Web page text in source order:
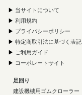
▶ 当サイトについて
▶ 利用規約
▶ プライバシーポリシー
▶ 特定商取引法に基づく表記
▶ ご利用ガイド
▶ コーポレートサイト
足回り
建設機械用ゴムクローラー